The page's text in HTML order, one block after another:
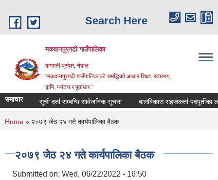
Search Here
मकवानपुरगढी गाउँपालिका
बागमती प्रदेश, नेपाल
"मकवानपुरगढी गाउँपालिकाको समद्धिको आधार शिक्षा, स्‍वास्‍थ्‍य,
कृषि, पर्यटन र पूर्वाधार "
समाचारसूची दर्ता सम्बन्धि सार्वजनिक सूचना बालबिकास सहजकर्ता पदपूर्तीका लागि
You are here
Home » २०७९ जेठ २४ गते कार्यपालिका बैठक
२०७९ जेठ २४ गते कार्यपालिका बैठक
Submitted on: Wed, 06/22/2022 - 16:50